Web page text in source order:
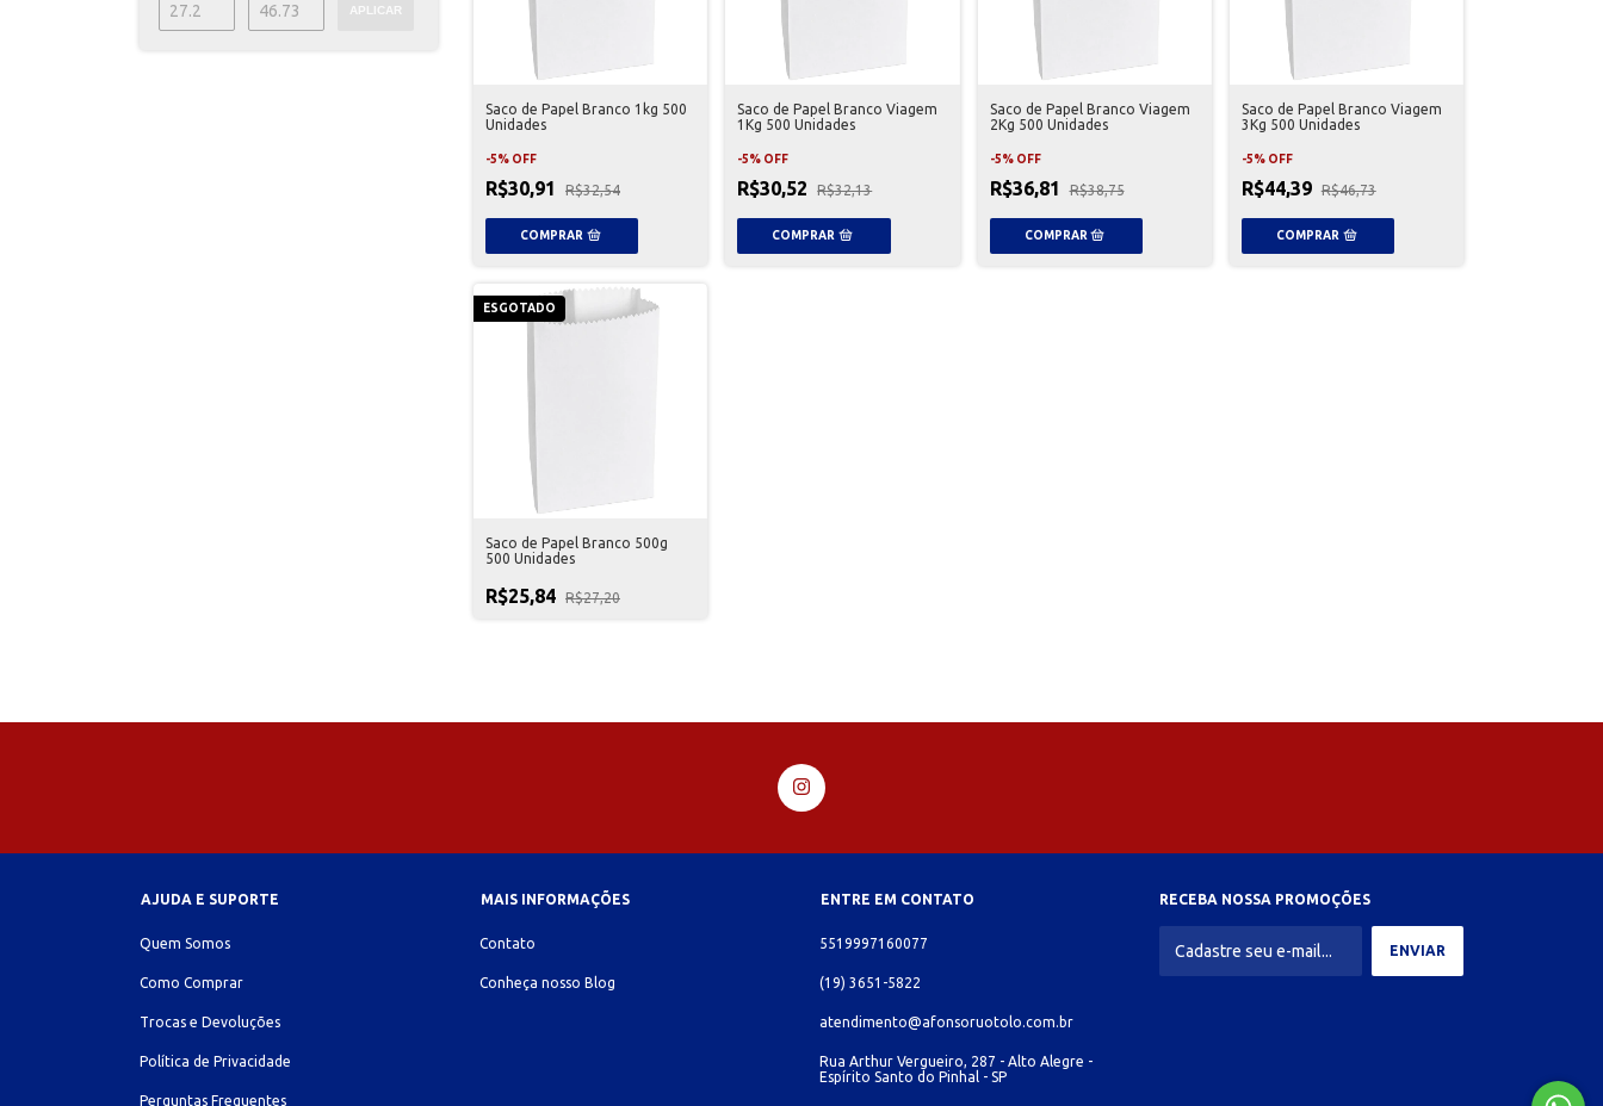
APLICAR
Saco de Papel Branco 1kg 500
Unidades
-5% OFF
R$30,91 R$32,54
Saco de Papel Branco Viagem
1Kg 500 Unidades
-5% OFF
R$30,52 R$32,13
Saco de Papel Branco Viagem
2Kg 500 Unidades
-5% OFF
R$36,81 R$38,75
Saco de Papel Branco Viagem
3Kg 500 Unidades
-5% OFF
R$44,39 R$46,73
ESGOTADO
Saco de Papel Branco 500g
500 Unidades
R$25,84 R$27,20
AJUDA E SUPORTE
Quem Somos
Como Comprar
Trocas e Devoluções
Política de Privacidade
Perguntas Frequentes
MAIS INFORMAÇÕES
Contato
Conheça nosso Blog
ENTRE EM CONTATO
5519997160077
(19) 3651-5822
atendimento@afonsoruotolo.com.br
Rua Arthur Vergueiro, 287 - Alto Alegre -
Espírito Santo do Pinhal - SP
RECEBA NOSSA PROMOÇÕES